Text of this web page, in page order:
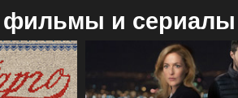
фильмы и сериалы